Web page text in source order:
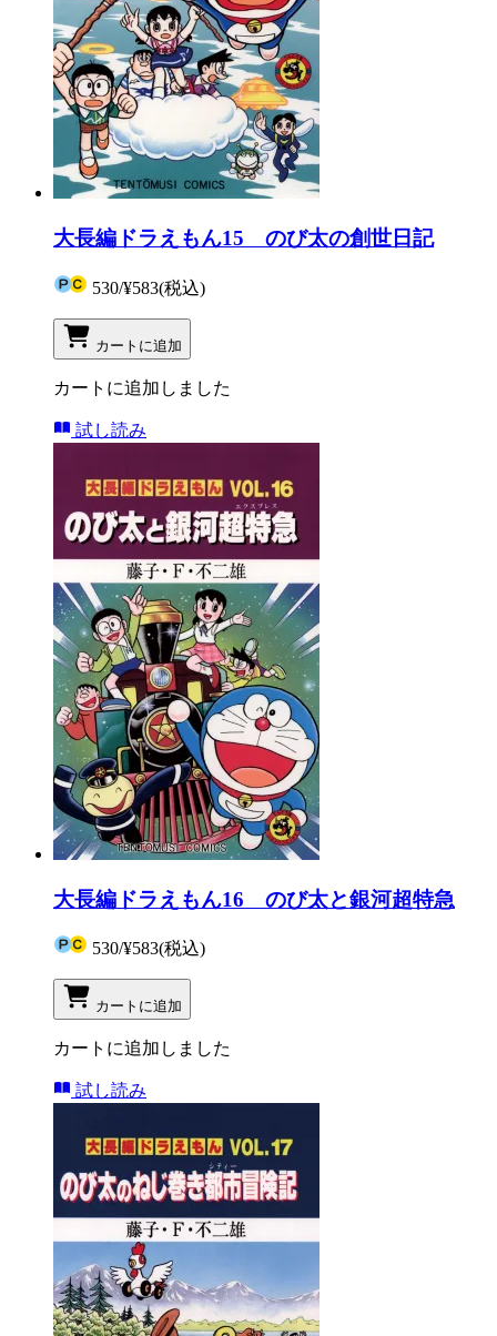
大長編ドラえもん15 のび太の創世日記
530/¥583(税込)
カートに追加
カートに追加しました
試し読み
大長編ドラえもん16 のび太と銀河超特急
530/¥583(税込)
カートに追加
カートに追加しました
試し読み